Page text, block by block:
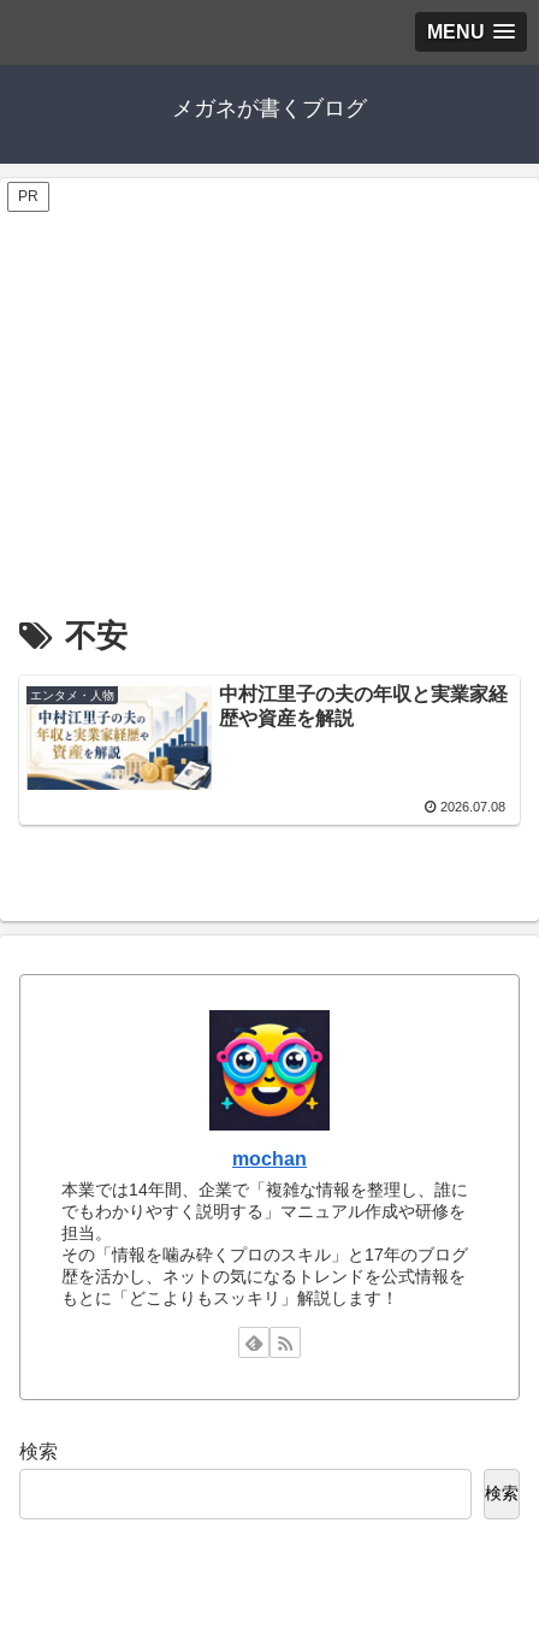
MENU
メガネが書くブログ
PR
不安
エンタメ・人物
中村江里子の夫の年収と実業家経
歴や資産を解説
2026.07.08
mochan
本業では14年間、企業で「複雑な情報を整理し、誰に
でもわかりやすく説明する」マニュアル作成や研修を
担当。
その「情報を噛み砕くプロのスキル」と17年のブログ
歴を活かし、ネットの気になるトレンドを公式情報を
もとに「どこよりもスッキリ」解説します！
検索
検索